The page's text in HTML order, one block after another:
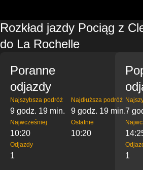
Rozkład jazdy Pociąg z
do La Rochelle
Poranne
odjazdy
Najszybsza podróż
9 godz. 19 min.
Najdłuższa podróż
9 godz. 19 min.
Najwcześniej
10:20
Ostatnie
10:20
Odjazdy
1
7
1